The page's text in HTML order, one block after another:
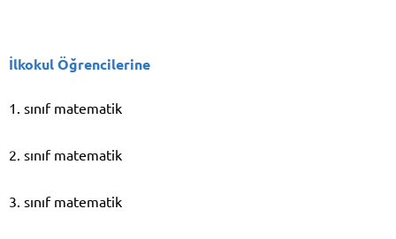
İlkokul Öğrencilerine
1. sınıf matematik
2. sınıf matematik
3. sınıf matematik